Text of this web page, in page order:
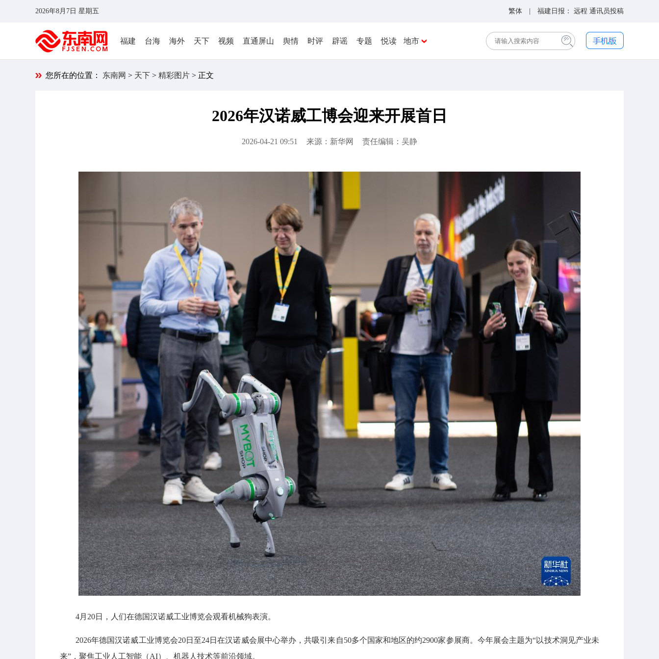
2026年8月7日 星期五 繁体 | 福建日报： 远程 通讯员投稿
福建 台海 海外 天下 视频 直通屏山 舆情 时评 辟谣 专题 悦读 地市
您所在的位置： 东南网 > 天下 > 精彩图片 > 正文
2026年汉诺威工博会迎来开展首日
2026-04-21 09:51 来源：新华网 责任编辑：吴静
4月20日，人们在德国汉诺威工业博览会观看机械狗表演。
2026年德国汉诺威工业博览会20日至24日在汉诺威会展中心举办，共吸引来自50多个国家和地区的约2900家参展商。今年展会主题为“以技术洞见产业未
来”，聚焦工业人工智能（AI）、机器人技术等前沿领域。